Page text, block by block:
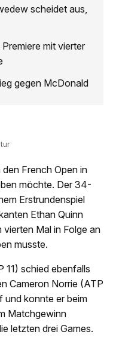
scheidet aus,
mit vierter
gegen McDonald
French Open in
möchte. Der 34-
Erstrundenspiel
Ethan Quinn
Mal in Folge an
musste.
11) schied ebenfalls
Cameron Norrie (ATP
und konnte er beim
Matchgewinn
letzten drei Games.